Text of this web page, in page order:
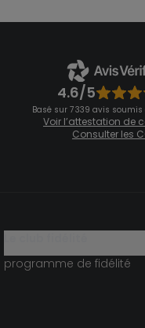
4.6/5
Basé sur 7 339 avis
Voir l’attestation de
Consulter les
programme de fidélité